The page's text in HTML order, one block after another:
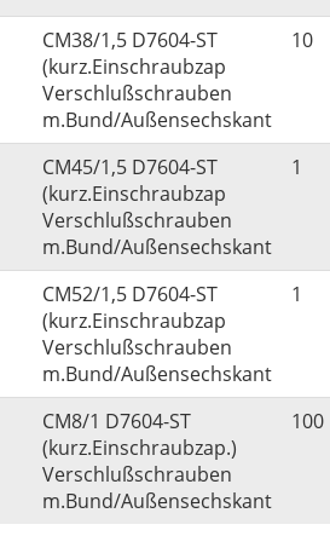
CM38/1,5 D7604-ST
(kurz.Einschraubzap
Verschlußschrauben
m.Bund/Außensechskant
10
CM45/1,5 D7604-ST
(kurz.Einschraubzap
Verschlußschrauben
m.Bund/Außensechskant
1
CM52/1,5 D7604-ST
(kurz.Einschraubzap
Verschlußschrauben
m.Bund/Außensechskant
1
CM8/1 D7604-ST
(kurz.Einschraubzap.)
Verschlußschrauben
m.Bund/Außensechskant
100